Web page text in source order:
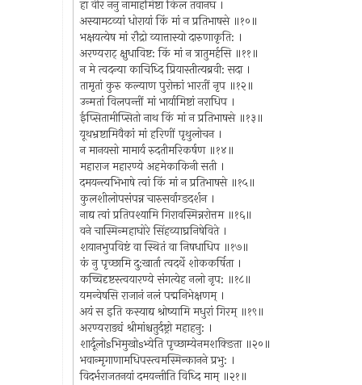
हा वीर ननु नामाहमिष्टा किल तवानघ ।
अस्यामटव्यां धोरायां किं मां न प्रतिभाषसे ॥१०॥
भक्षयत्येष मां रौद्रो व्यात्तास्यो दारुणाकृति: ।
अरण्यराट् क्षुधाविष्ट: किं मां न त्रातुमर्हसि ॥११॥
न मे त्वदन्या काचिध्दि प्रियास्तीत्यब्रवी: सदा ।
तामृतां कुरु कल्याण पुरोक्तां भारतीं नृप ॥१२॥
उन्मतां विलपन्तीं मां भार्यामिष्टां नराधिप ।
ईप्सितामीप्सितो नाथ किं मां न प्रतिभाषसे ॥१३॥
यूथभ्रष्टामिवैकां मां हरिणीं पृथुलोचन ।
न मानयसो मामार्य रुदतीमरिकर्षण ॥१४॥
महाराज महारण्ये अहमेकाकिनी सती ।
दमयन्त्यभिभाषे त्वां किं मां न प्रतिभाषसे ॥१५॥
कुलशीलोपसंपन्न चारुसर्वाग्ङदर्शन ।
नाद्य त्वां प्रतिपश्यामि गिरावस्मिन्नरोत्तम ॥१६॥
वने चास्मिन्महाघोरे सिंहव्याघ्रनिषेविते ।
शयानभुपविष्टं वा स्थितं वा निषधाधिप ॥१७॥
कं नु पृच्छामि दु:खार्ता त्वदर्थे शोककर्षिता ।
कच्चिदृष्टस्त्वयारण्ये संगत्येह नलो नृप: ॥१८॥
यमन्वेषसि राजानं नलं पद्मनिभेक्षणम् ।
अयं स इति कस्याद्य श्रोष्यामि मधुरां गिरम् ॥१९॥
अरण्यराड्यं श्रीमांश्चतुर्दष्ट्रो महाहनु: ।
शार्दूलोsभिमुखोsभ्येति पृच्छाम्येनमशक्ङिता ॥२०॥
भवान्मृगाणामधिपस्त्वमस्मिन्कानने प्रभु: ।
विदर्भराजतनयां दमयन्तीति विध्दि माम् ॥२१॥